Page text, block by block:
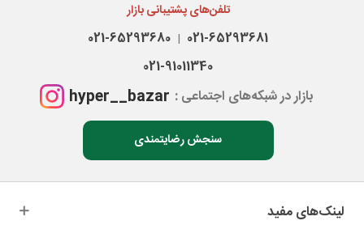
تلفن‌های پشتیبانی بازار
021-65293681
|
021-65293680
021-91011340
بازار در شبکه‌های اجتماعی : hyper__bazar
سنجش رضایتمندی
لینک‌های مفید